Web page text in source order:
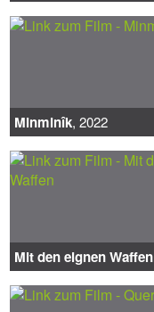
Minminîk, 2022
Mit den eignen Waffen